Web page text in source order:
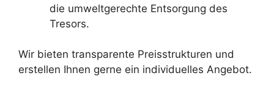
die umweltgerechte Entsorgung des
Tresors.
Wir bieten transparente Preisstrukturen und
erstellen Ihnen gerne ein individuelles Angebot.